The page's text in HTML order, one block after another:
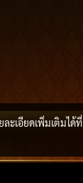
ะเอียดเพิ่มเติมได้ที่